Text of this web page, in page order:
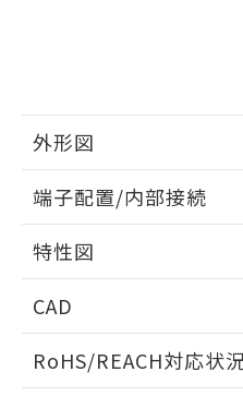
外形図
外形図
端子配置/内部接続
端子配置/内部接続
特性図
電気的寿命曲線
CAD
ドすることができます。
RoHS/REACH対応状
ものではありません
また、RoHS指令の
荷製品に未対応品が
欄に対応日を記載し
既に当社にて対応
していることから、
り、2022年1月12日